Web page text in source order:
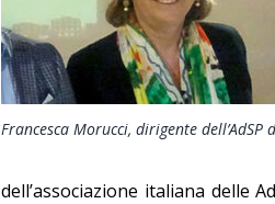
Francesca Morucci, dirigente dell’AdSP
dell’associazione italiana delle